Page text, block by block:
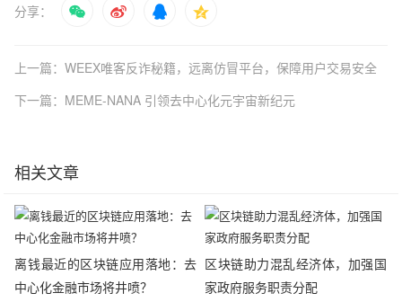
分享：
上一篇：WEEX唯客反诈秘籍，远离仿冒平台，保障用户交易安全
下一篇：MEME-NANA 引领去中心化元宇宙新纪元
相关文章
离钱最近的区块链应用落地：去
中心化金融市场将井喷？
区块链助力混乱经济体，加强国
家政府服务职责分配